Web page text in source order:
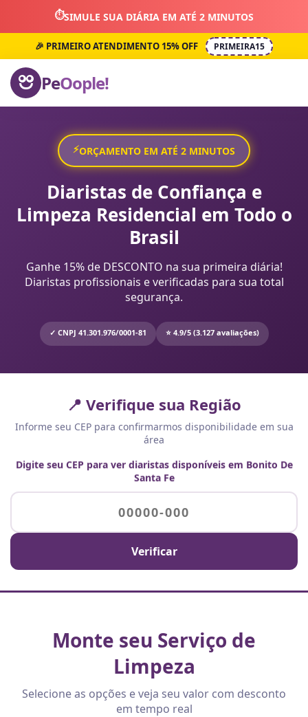
⏱️SIMULE SUA DIÁRIA EM ATÉ 2 MINUTOS
🎉 PRIMEIRO ATENDIMENTO 15% OFF PRIMEIRA15
PeOople!
⚡ORÇAMENTO EM ATÉ 2 MINUTOS
Diaristas de Confiança e
Limpeza Residencial em Todo o
Brasil
Ganhe 15% de DESCONTO na sua primeira diária!
Diaristas profissionais e verificadas para sua total
segurança.
✓ CNPJ 41.301.976/0001-81 ⭐ 4.9/5 (3.127 avaliações)
📍 Verifique sua Região
Informe seu CEP para confirmarmos disponibilidade em sua
área
Digite seu CEP para ver diaristas disponíveis em Bonito De
Santa Fe
Verificar
Monte seu Serviço de
Limpeza
Selecione as opções e veja seu valor com desconto
em tempo real